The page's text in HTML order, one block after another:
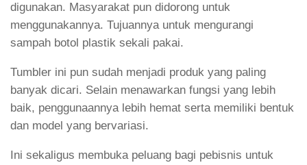
digunakan. Masyarakat pun didorong untuk
menggunakannya. Tujuannya untuk mengurangi
sampah botol plastik sekali pakai.
Tumbler ini pun sudah menjadi produk yang paling
banyak dicari. Selain menawarkan fungsi yang lebih
baik, penggunaannya lebih hemat serta memiliki bentuk
dan model yang bervariasi.
Ini sekaligus membuka peluang bagi pebisnis untuk